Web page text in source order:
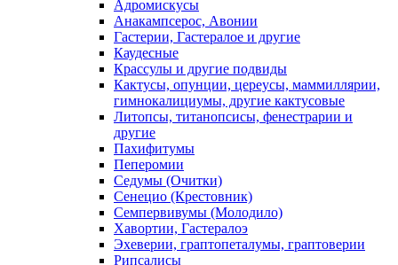
Адромискусы
Анакампсерос, Авонии
Гастерии, Гастералое и другие
Каудесные
Крассулы и другие подвиды
Кактусы, опунции, цереусы, маммиллярии,
гимнокалициумы, другие кактусовые
Литопсы, титанопсисы, фенестрарии и
другие
Пахифитумы
Пеперомии
Седумы (Очитки)
Сенецио (Крестовник)
Семпервивумы (Молодило)
Хавортии, Гастералоэ
Эхеверии, граптопеталумы, граптоверии
Рипсалисы